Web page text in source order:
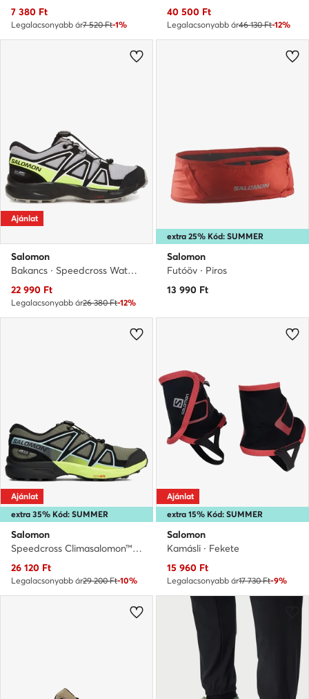
Aktuális ár
7 380 Ft
Legalacsonyabb ár7 520 Ft-1%
Aktuális ár
40 500 Ft
Legalacsonyabb ár46 130 Ft-12%
Ajánlat
Salomon
Bakancs · Speedcross Waterproof L47810200 · Szürke
Aktuális ár
22 990 Ft
Legalacsonyabb ár26 380 Ft-12%
extra 25% Kód: SUMMER
Salomon
Futóöv · Piros
13 990 Ft
extra 35% Kód: SUMMER
Ajánlat
Salomon
Speedcross Climasalomon™ Waterproof L47278900 · Futócipő
Aktuális ár
26 120 Ft
Legalacsonyabb ár29 200 Ft-10%
extra 15% Kód: SUMMER
Ajánlat
Salomon
Kamásli · Fekete
Aktuális ár
15 960 Ft
Legalacsonyabb ár17 730 Ft-9%